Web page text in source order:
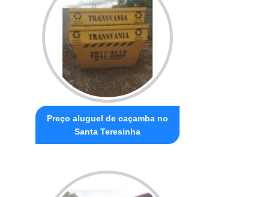
Preço aluguel de caçamba no
Santa Teresinha